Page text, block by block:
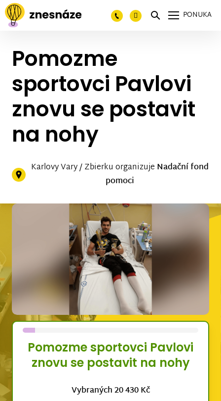
PONUKA
Pomozme
sportovci Pavlovi
znovu se postavit
na nohy
Karlovy Vary / Zbierku organizuje Nadační fond
pomoci
Pomozme sportovci Pavlovi
znovu se postavit na nohy
Vybraných 20 430 Kč